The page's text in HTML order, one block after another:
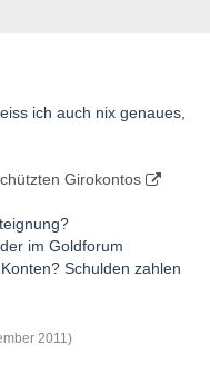
ich auch nix genaues,
Girokontos
im Goldforum
Schulden zahlen
2011)